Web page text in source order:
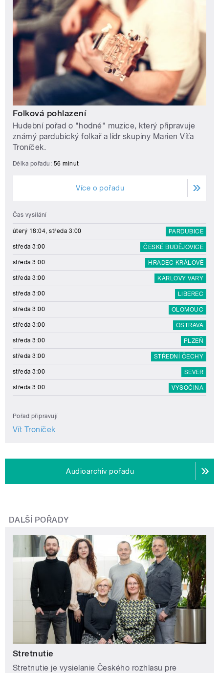
Folková pohlazení
Hudební pořad o "hodné" muzice, který připravuje
známý pardubický folkař a lídr skupiny Marien Víťa
Troníček.
Délka pořadu: 56 minut
Více o pořadu
Čas vysílání
úterý 18:04, středa 3:00 PARDUBICE
středa 3:00 ČESKÉ BUDĚJOVICE
středa 3:00 HRADEC KRÁLOVÉ
středa 3:00 KARLOVY VARY
středa 3:00 LIBEREC
středa 3:00 OLOMOUC
středa 3:00 OSTRAVA
středa 3:00 PLZEŇ
středa 3:00 STŘEDNÍ ČECHY
středa 3:00 SEVER
středa 3:00 VYSOČINA
Pořad připravují
Vít Troníček
Audioarchiv pořadu
DALŠÍ POŘADY
Stretnutie
Stretnutie je vysielanie Českého rozhlasu pre